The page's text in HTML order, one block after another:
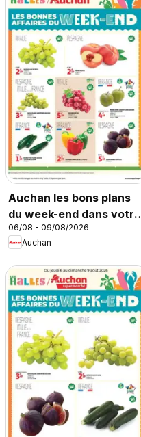
Auchan les bons plans
du week-end dans votre
hyper
06/08 - 09/08/2026
Auchan